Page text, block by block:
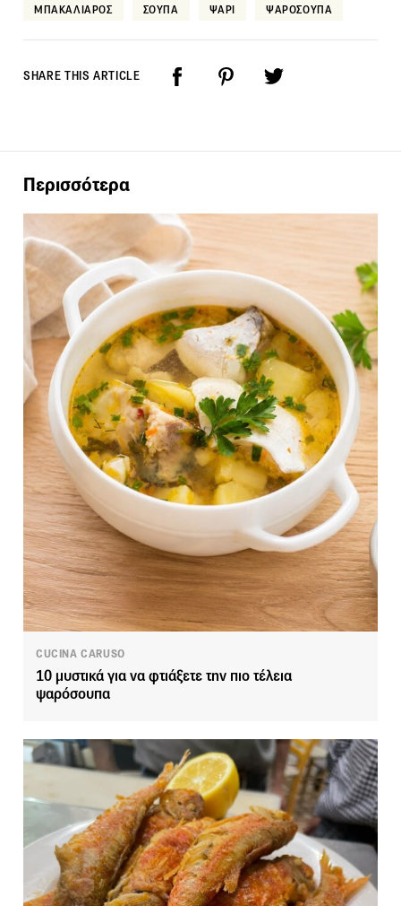
ΜΠΑΚΑΛΙΑΡΟΣ ΣΟΥΠΑ ΨΑΡΙ ΨΑΡΟΣΟΥΠΑ
SHARE THIS ARTICLE
Περισσότερα
CUCINA CARUSO
10 μυστικά για να φτιάξετε την πιο τέλεια
ψαρόσουπα